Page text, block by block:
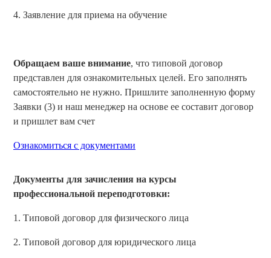
4. Заявление для приема на обучение
Обращаем ваше внимание, что типовой договор
представлен для ознакомительных целей. Его заполнять
самостоятельно не нужно. Пришлите заполненную форму
Заявки (3) и наш менеджер на основе ее составит договор
и пришлет вам счет
Ознакомиться с документами
Документы для зачисления на курсы
профессиональной переподготовки:
1. Типовой договор для физического лица
2. Типовой договор для юридического лица